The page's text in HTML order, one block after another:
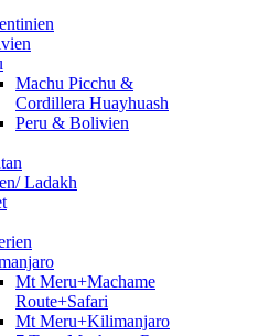
Machu Picchu &
Cordillera Huayhuash
Peru & Bolivien
Ladakh
Mt Meru+Machame
Route+Safari
Mt Meru+Kilimanjaro